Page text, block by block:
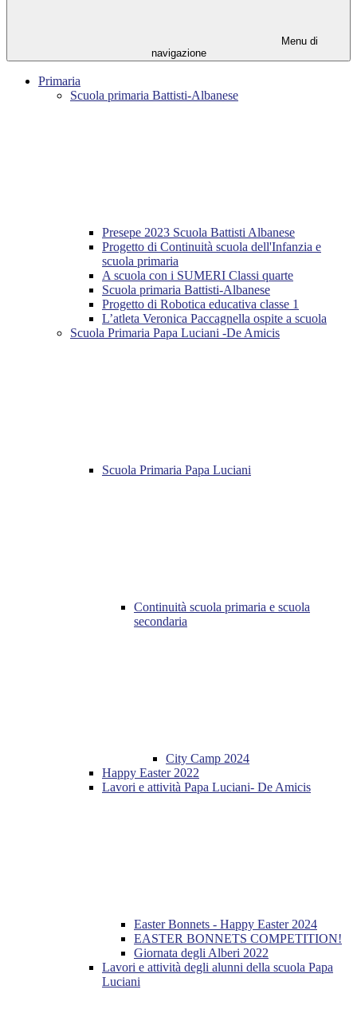
Menu di
navigazione
Primaria
Scuola primaria Battisti-Albanese
Presepe 2023 Scuola Battisti Albanese
Progetto di Continuità scuola dell'Infanzia e
scuola primaria
A scuola con i SUMERI Classi quarte
Scuola primaria Battisti-Albanese
Progetto di Robotica educativa classe 1
L’atleta Veronica Paccagnella ospite a scuola
Scuola Primaria Papa Luciani -De Amicis
Scuola Primaria Papa Luciani
Continuità scuola primaria e scuola
secondaria
City Camp 2024
Happy Easter 2022
Lavori e attività Papa Luciani- De Amicis
Easter Bonnets - Happy Easter 2024
EASTER BONNETS COMPETITION!
Giornata degli Alberi 2022
Lavori e attività degli alunni della scuola Papa
Luciani